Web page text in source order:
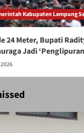
Kabupaten Lampung
24 Meter, Bupati
Jadi